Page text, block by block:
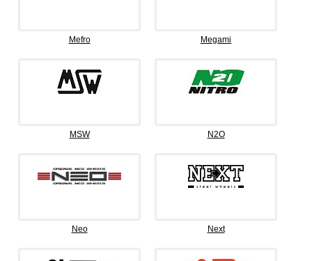
Mefro Megami
MSW N2O
Neo Next